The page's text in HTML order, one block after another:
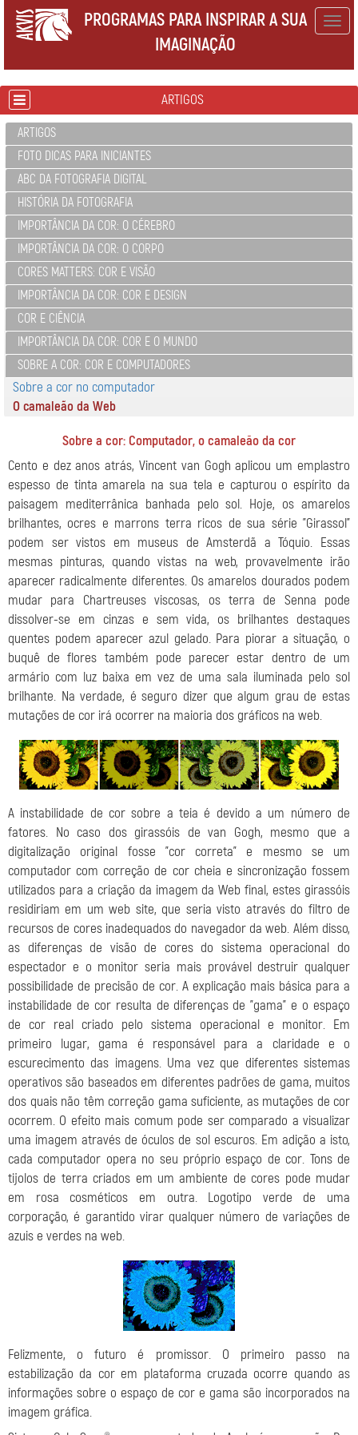
PROGRAMAS PARA INSPIRAR A SUA
IMAGINAÇÃO
ARTIGOS
ARTIGOS
FOTO DICAS PARA INICIANTES
ABC DA FOTOGRAFIA DIGITAL
HISTÓRIA DA FOTOGRAFIA
IMPORTÂNCIA DA COR: O CÉREBRO
IMPORTÂNCIA DA COR: O CORPO
CORES MATTERS: COR E VISÃO
IMPORTÂNCIA DA COR: COR E DESIGN
COR E CIÊNCIA
IMPORTÂNCIA DA COR: COR E O MUNDO
SOBRE A COR: COR E COMPUTADORES
Sobre a cor no computador
O camaleão da Web
Sobre a cor: Computador, o camaleão da cor
Cento e dez anos atrás, Vincent van Gogh aplicou um emplastro
espesso de tinta amarela na sua tela e capturou o espírito da
paisagem mediterrânica banhada pelo sol. Hoje, os amarelos
brilhantes, ocres e marrons terra ricos de sua série "Girassol"
podem ser vistos em museus de Amsterdã a Tóquio. Essas
mesmas pinturas, quando vistas na web, provavelmente irão
aparecer radicalmente diferentes. Os amarelos dourados podem
mudar para Chartreuses viscosas, os terra de Senna pode
dissolver-se em cinzas e sem vida, os brilhantes destaques
quentes podem aparecer azul gelado. Para piorar a situação, o
buquê de flores também pode parecer estar dentro de um
armário com luz baixa em vez de uma sala iluminada pelo sol
brilhante. Na verdade, é seguro dizer que algum grau de estas
mutações de cor irá ocorrer na maioria dos gráficos na web.
A instabilidade de cor sobre a teia é devido a um número de
fatores. No caso dos girassóis de van Gogh, mesmo que a
digitalização original fosse "cor correta" e mesmo se um
computador com correção de cor cheia e sincronização fossem
utilizados para a criação da imagem da Web final, estes girassóis
residiriam em um web site, que seria visto através do filtro de
recursos de cores inadequados do navegador da web. Além disso,
as diferenças de visão de cores do sistema operacional do
espectador e o monitor seria mais provável destruir qualquer
possibilidade de precisão de cor. A explicação mais básica para a
instabilidade de cor resulta de diferenças de "gama" e o espaço
de cor real criado pelo sistema operacional e monitor. Em
primeiro lugar, gama é responsável para a claridade e o
escurecimento das imagens. Uma vez que diferentes sistemas
operativos são baseados em diferentes padrões de gama, muitos
dos quais não têm correção gama suficiente, as mutações de cor
ocorrem. O efeito mais comum pode ser comparado a visualizar
uma imagem através de óculos de sol escuros. Em adição a isto,
cada computador opera no seu próprio espaço de cor. Tons de
tijolos de terra criados em um ambiente de cores pode mudar
em rosa cosméticos em outra. Logotipo verde de uma
corporação, é garantido virar qualquer número de variações de
azuis e verdes na web.
Felizmente, o futuro é promissor. O primeiro passo na
estabilização da cor em plataforma cruzada ocorre quando as
informações sobre o espaço de cor e gama são incorporados na
imagem gráfica.